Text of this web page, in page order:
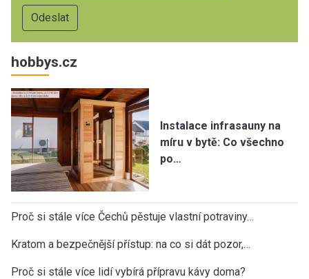
hobbys.cz
Instalace infrasauny na
míru v bytě: Co všechno
po…
Proč si stále více Čechů pěstuje vlastní potraviny…
Kratom a bezpečnější přístup: na co si dát pozor,…
Proč si stále více lidí vybírá přípravu kávy doma?